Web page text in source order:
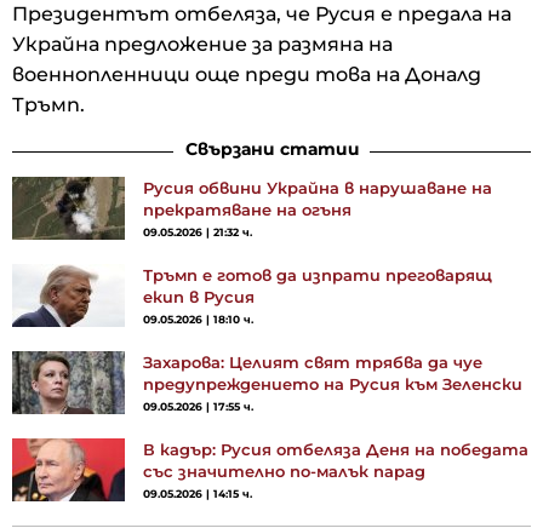
Президентът отбеляза, че Русия е предала на
Украйна предложение за размяна на
военнопленници още преди това на Доналд
Тръмп.
Свързани статии
Русия обвини Украйна в нарушаване на
прекратяване на огъня
09.05.2026 | 21:32 ч.
Тръмп е готов да изпрати преговарящ
екип в Русия
09.05.2026 | 18:10 ч.
Захарова: Целият свят трябва да чуе
предупреждението на Русия към Зеленски
09.05.2026 | 17:55 ч.
В кадър: Русия отбеляза Деня на победата
със значително по-малък парад
09.05.2026 | 14:15 ч.